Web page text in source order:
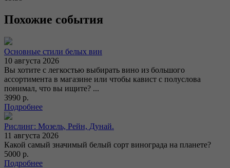
Похожие события
Основные стили белых вин
10 августа 2026
Вы хотите с легкостью выбирать вино из большого
ассортимента в магазине или чтобы кавист с полуслова
понимал, что вы ищите? ...
3990 р.
Подробнее
Рислинг: Мозель, Рейн, Дунай.
11 августа 2026
Какой самый значимый белый сорт винограда на планете?
5000 р.
Подробнее